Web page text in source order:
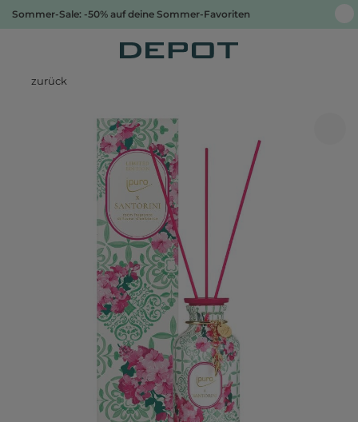
Sommer-Sale: -50% auf deine Sommer-Favoriten
zurück